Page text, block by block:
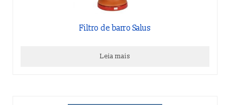
Filtro de barro Salus
Leia mais